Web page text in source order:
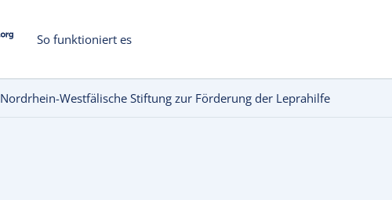
So funktioniert es
Nordrhein-Westfälische Stiftung zur Förderung der Leprahilfe